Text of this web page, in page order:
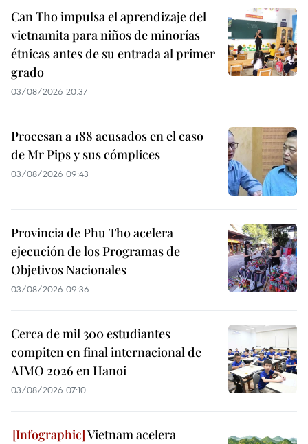
Can Tho impulsa el aprendizaje del
vietnamita para niños de minorías
étnicas antes de su entrada al primer
grado
03/08/2026 20:37
Procesan a 188 acusados en el caso
de Mr Pips y sus cómplices
03/08/2026 09:43
Provincia de Phu Tho acelera
ejecución de los Programas de
Objetivos Nacionales
03/08/2026 09:36
Cerca de mil 300 estudiantes
compiten en final internacional de
AIMO 2026 en Hanoi
03/08/2026 07:10
Vietnam acelera